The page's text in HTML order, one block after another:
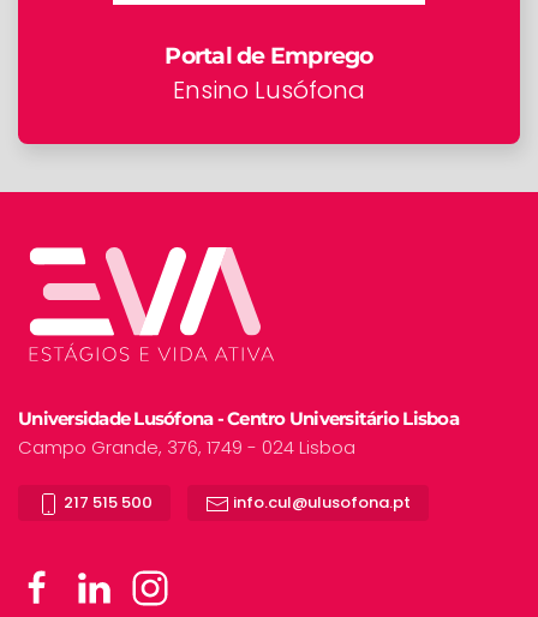
Portal de Emprego
Ensino Lusófona
Universidade Lusófona - Centro Universitário Lisboa
Campo Grande, 376, 1749 - 024 Lisboa
217 515 500 info.cul@ulusofona.pt